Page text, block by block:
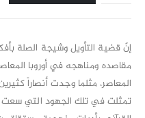
إنّ قضية التأويل وشيجة الصلة
مقاصده ومناهجه في أوروبا
المعاصر، مثلما وجدت أنصاراً
تمثلت في تلك الجهود التي سعت